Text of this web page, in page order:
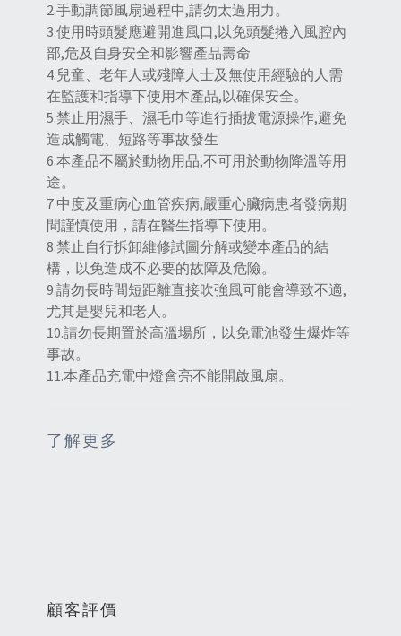
2.手動調節風扇過程中,請勿太過用力。
3.使用時頭髮應避開進風口,以免頭髮捲入風腔內
部,危及自身安全和影響產品壽命
4.兒童、老年人或殘障人士及無使用經驗的人需
在監護和指導下使用本產品,以確保安全。
5.禁止用濕手、濕毛巾等進行插拔電源操作,避免
造成觸電、短路等事故發生
6.本產品不屬於動物用品,不可用於動物降溫等用
途。
7.中度及重病心血管疾病,嚴重心臟病患者發病期
間謹慎使用，請在醫生指導下使用。
8.禁止自行拆卸維修試圖分解或變本產品的結
構，以免造成不必要的故障及危險。
9.請勿長時間短距離直接吹強風可能會導致不適,
尤其是嬰兒和老人。
10.請勿長期置於高溫場所，以免電池發生爆炸等
事故。
11.本產品充電中燈會亮不能開啟風扇。
了解更多
顧客評價